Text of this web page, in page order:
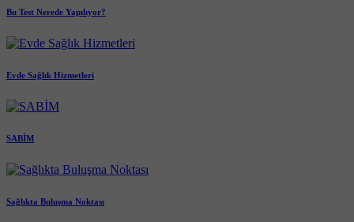
Bu Test Nerede Yapılıyor?
Evde Sağlık Hizmetleri
SABİM
Sağlıkta Buluşma Noktası